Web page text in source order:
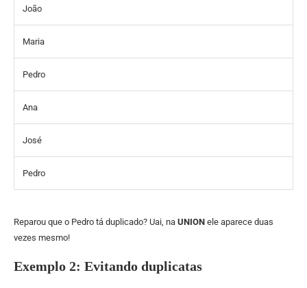
João
Maria
Pedro
Ana
José
Pedro
Reparou que o Pedro tá duplicado? Uai, na UNION ele aparece duas
vezes mesmo!
Exemplo 2: Evitando duplicatas